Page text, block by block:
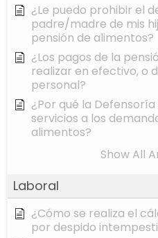
¿Le puedo prohibir el
padre/madre de mis
pensión de alimentos?
¿Los pagos de la
realizar en efectivo, o
personal?
¿Por qué la
servicios a los
alimentos?
Show All
Laboral
¿Cómo se realiza el
por despido